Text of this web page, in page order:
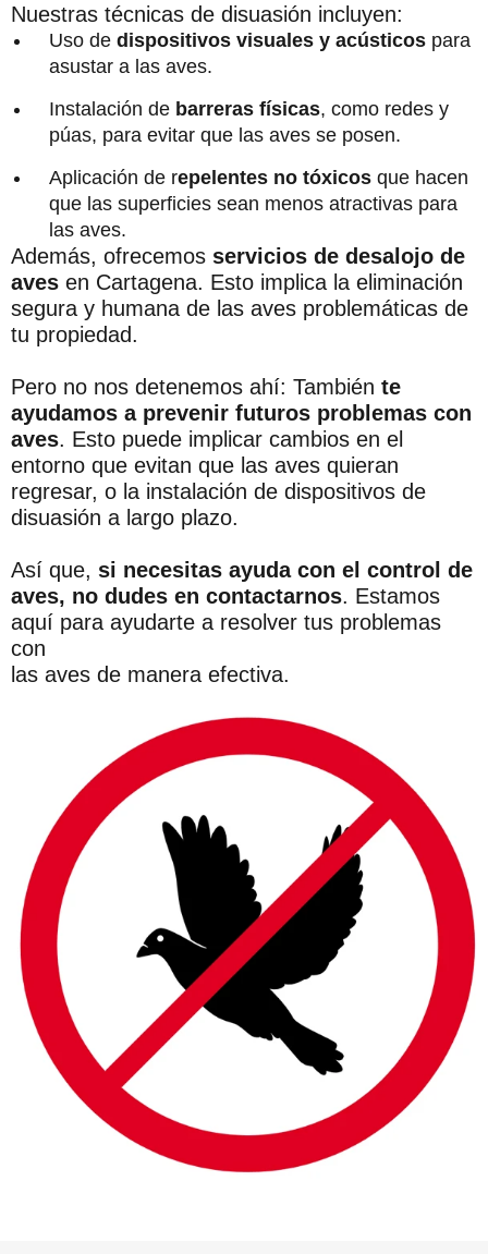
Nuestras técnicas de disuasión incluyen:
Uso de dispositivos visuales y acústicos para
asustar a las aves.
Instalación de barreras físicas, como redes y
púas, para evitar que las aves se posen.
Aplicación de repelentes no tóxicos que hacen
que las superficies sean menos atractivas para
las aves.
Además, ofrecemos servicios de desalojo de
aves en Cartagena. Esto implica la eliminación
segura y humana de las aves problemáticas de
tu propiedad.
Pero no nos detenemos ahí: También te
ayudamos a prevenir futuros problemas con
aves. Esto puede implicar cambios en el
entorno que evitan que las aves quieran
regresar, o la instalación de dispositivos de
disuasión a largo plazo.
Así que, si necesitas ayuda con el control de
aves, no dudes en contactarnos. Estamos
aquí para ayudarte a resolver tus problemas
con
las aves de manera efectiva.